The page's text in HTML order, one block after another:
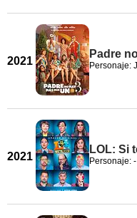
2021
Padre
Personaje:
2021
LOL: Si
Personaje: -